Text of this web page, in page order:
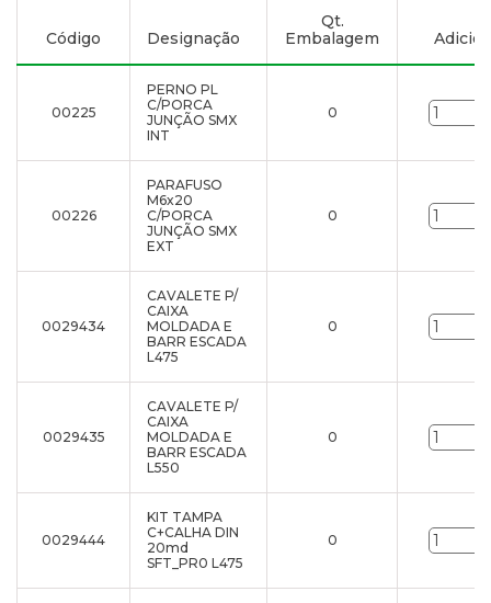
Código Designação
Qt.
Embalagem
00225
PERNO PL
C/PORCA
JUNÇÃO SMX
INT
0
00226
PARAFUSO
M6x20
C/PORCA
JUNÇÃO SMX
EXT
0
0029434
CAVALETE P/
CAIXA
MOLDADA E
BARR ESCADA
L475
0
0029435
CAVALETE P/
CAIXA
MOLDADA E
BARR ESCADA
L550
0
0029444
KIT TAMPA
C+CALHA DIN
20md
SFT_PR0 L475
0